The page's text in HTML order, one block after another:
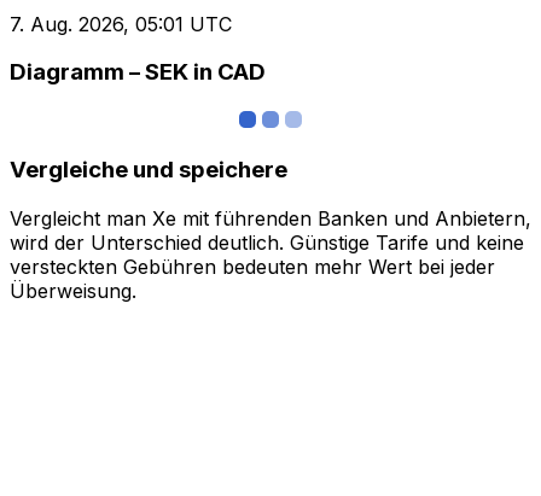
7. Aug. 2026, 05:01 UTC
Diagramm – SEK in CAD
Vergleiche und speichere
Vergleicht man Xe mit führenden Banken und Anbietern,
wird der Unterschied deutlich. Günstige Tarife und keine
versteckten Gebühren bedeuten mehr Wert bei jeder
Überweisung.